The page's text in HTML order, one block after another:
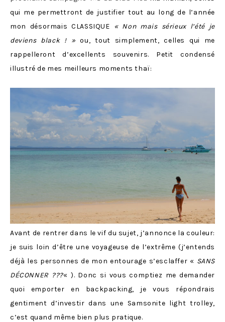
qui me permettront de justifier tout au long de l’année
mon désormais CLASSIQUE « Non mais sérieux l’été je
deviens black ! »ou, tout simplement, celles qui me
rappelleront d’excellents souvenirs. Petit condensé
illustré de mes meilleurs moments thaï:
Avant de rentrer dans le vif du sujet, j’annonce la couleur:
je suis loin d’être une voyageuse de l’extrême (j’entends
déjà les personnes de mon entourage s’esclaffer « SANS
DÉCONNER ???« ). Donc si vous comptiez me demander
quoi emporter en backpacking, je vous répondrais
gentiment d’investir dans une Samsonite light trolley,
c’est quand même bien plus pratique.